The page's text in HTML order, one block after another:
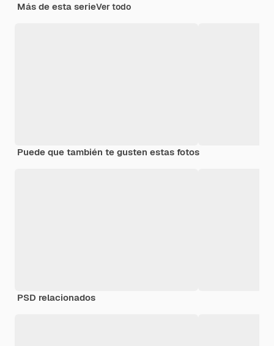
Más de esta serieVer todo
Puede que también te gusten estas fotos
PSD relacionados